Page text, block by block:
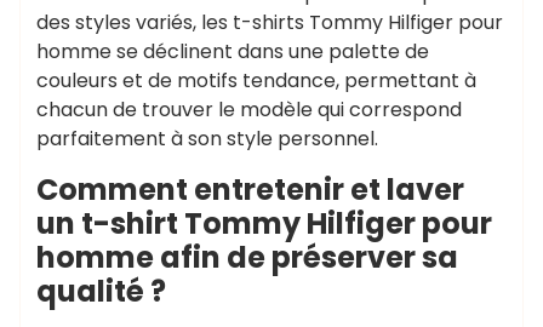
des styles variés, les t-shirts Tommy Hilfiger pour
homme se déclinent dans une palette de
couleurs et de motifs tendance, permettant à
chacun de trouver le modèle qui correspond
parfaitement à son style personnel.
Comment entretenir et laver
un t-shirt Tommy Hilfiger pour
homme afin de préserver sa
qualité ?